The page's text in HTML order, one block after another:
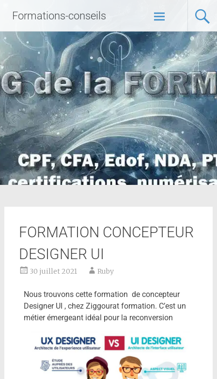
Formations-conseils
FORMATION CONCEPTEUR
DESIGNER UI
30 juillet 2021 Ruby
Nous trouvons cette formation de concepteur
Designer UI , chez Ziggourat formation. C’est un
métier émergeant idéal pour la reconversion